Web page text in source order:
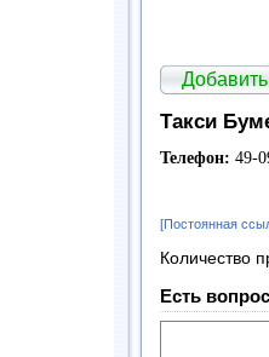
Добавить
Такси
Телефон: 49-
[Постоянная
Количество
Есть